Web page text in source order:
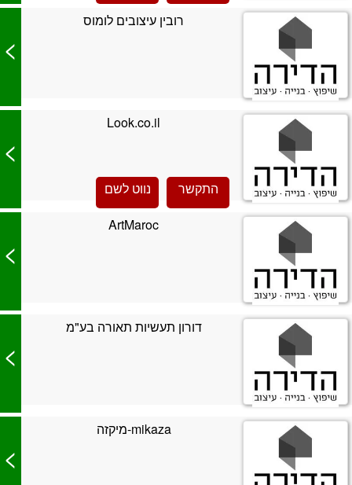
רובין עיצובים לומוס
>
Look.co.il
התקשר נווט לשם
>
ArtMaroc
>
דורון תעשיות תאורה בע"מ
>
mikaza-מיקזה
>